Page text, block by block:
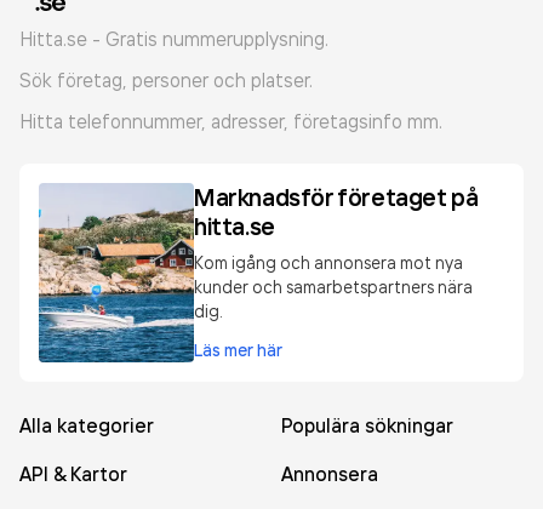
Hitta.se - Gratis nummerupplysning.
Sök företag, personer och platser.
Hitta telefonnummer, adresser, företagsinfo mm.
Marknadsför företaget på
hitta.se
Kom igång och annonsera mot nya
kunder och samarbetspartners nära
dig.
Läs mer här
Alla kategorier
Populära sökningar
API & Kartor
Annonsera